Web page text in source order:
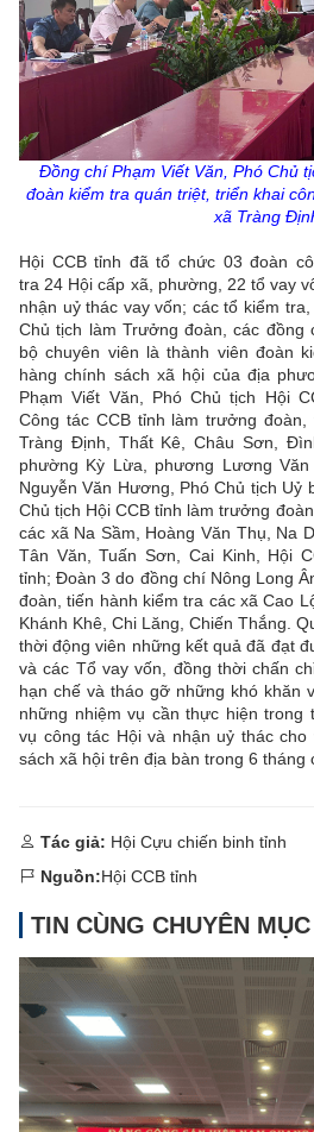
Đồng chí Phạm Viết Văn, Phó Chủ
đoàn kiểm tra quán triệt, triển khai
xã Tràng
Hội CCB tỉnh đã tổ chức 03 đoàn
tra 24 Hội cấp xã, phường, 22 tổ vay
nhận uỷ thác vay vốn; các tổ kiểm
Chủ tịch làm Trưởng đoàn, các đồng
bộ chuyên viên là thành viên đoàn
hàng chính sách xã hội của địa
Phạm Viết Văn, Phó Chủ tịch Hội
Công tác CCB tỉnh làm trưởng
Tràng Định, Thất Kê, Châu Sơn,
phường Kỳ Lừa, phương Lương
Nguyễn Văn Hương, Phó Chủ tịch Uỷ
Chủ tịch Hội CCB tỉnh làm trưởng
các xã Na Sầm, Hoàng Văn Thụ, Na
Tân Văn, Tuấn Sơn, Cai Kinh, Hội
tỉnh; Đoàn 3 do đồng chí Nông Long
đoàn, tiến hành kiểm tra các xã Cao
Khánh Khê, Chi Lăng, Chiến Thắng.
thời động viên những kết quả đã đạt
và các Tổ vay vốn, đồng thời chấn
hạn chế và tháo gỡ những khó khăn
những nhiệm vụ cần thực hiện trong
vụ công tác Hội và nhận uỷ thác
sách xã hội trên địa bàn trong 6 tháng
Tác giả: Hội Cựu chiến binh tỉnh
Nguồn:Hội CCB tỉnh
TIN CÙNG CHUYÊN MỤC